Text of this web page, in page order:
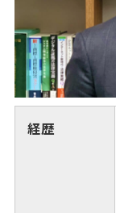
経歴